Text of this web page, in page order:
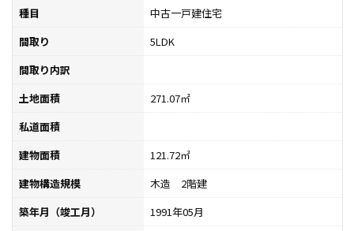
種目
中古一戸建住宅
間取り
5LDK
間取り内訳
土地面積
271.07㎡
私道面積
建物面積
121.72㎡
建物構造規模
木造 2階建
築年月（竣工月）
1991年05月